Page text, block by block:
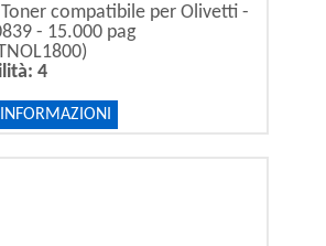
compatibile per Olivetti -
- 15.000 pag
4